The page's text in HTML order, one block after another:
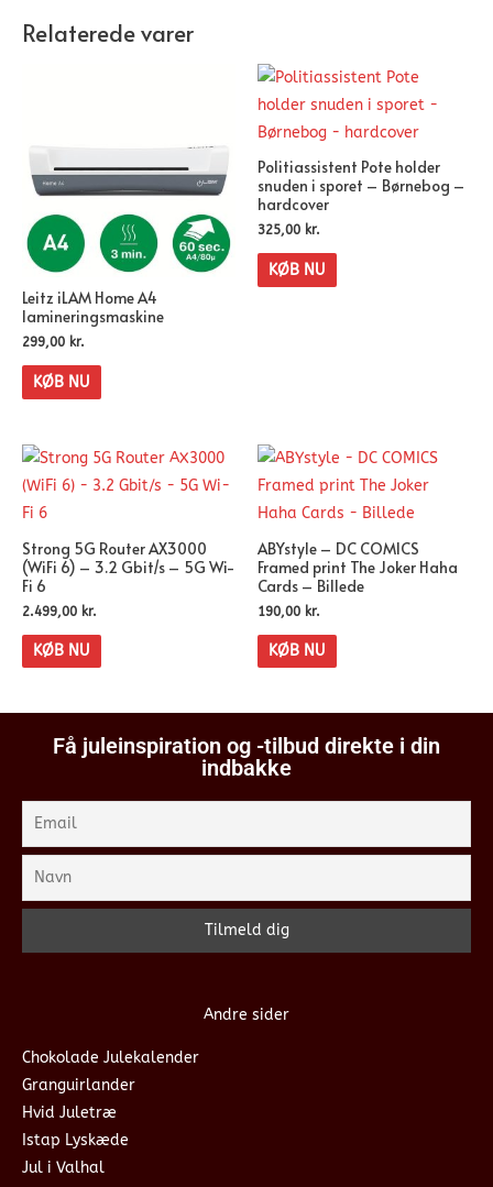
Relaterede varer
Leitz iLAM Home A4
lamineringsmaskine
299,00 kr.
KØB NU
Politiassistent Pote holder
snuden i sporet – Børnebog –
hardcover
325,00 kr.
KØB NU
Strong 5G Router AX3000
(WiFi 6) – 3.2 Gbit/s – 5G Wi-
Fi 6
2.499,00 kr.
KØB NU
ABYstyle – DC COMICS
Framed print The Joker Haha
Cards – Billede
190,00 kr.
KØB NU
Få juleinspiration og -tilbud direkte i din
indbakke
Andre sider
Chokolade Julekalender
Granguirlander
Hvid Juletræ
Istap Lyskæde
Jul i Valhal